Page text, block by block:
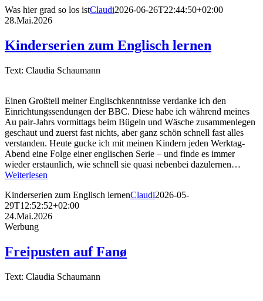
Was hier grad so los istClaudi2026-06-26T22:44:50+02:00
28.Mai.2026
Kinderserien zum Englisch lernen
Text: Claudia Schaumann
Einen Großteil meiner Englischkenntnisse verdanke ich den
Einrichtungssendungen der BBC. Diese habe ich während meines
Au pair-Jahrs vormittags beim Bügeln und Wäsche zusammenlegen
geschaut und zuerst fast nichts, aber ganz schön schnell fast alles
verstanden. Heute gucke ich mit meinen Kindern jeden Werktag-
Abend eine Folge einer englischen Serie – und finde es immer
wieder erstaunlich, wie schnell sie quasi nebenbei dazulernen…
Weiterlesen
Kinderserien zum Englisch lernenClaudi2026-05-
29T12:52:52+02:00
24.Mai.2026
Werbung
Freipusten auf Fanø
Text: Claudia Schaumann